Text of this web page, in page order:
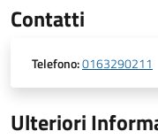
Contatti
Telefono:0163290211
Ulteriori